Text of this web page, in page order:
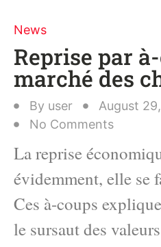
News
Reprise par
marché des
By user
August
No Comments
La reprise
évidemment, elle se
Ces à-coups
le sursaut des